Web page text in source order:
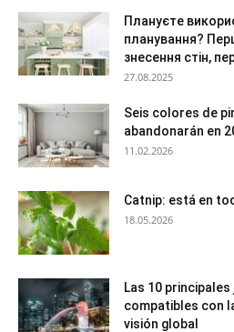
Плануєте
планування?
знесення стін,
27.08.2025
Seis colores de
abandonarán en
11.02.2026
Catnip: está en
18.05.2026
Las 10
compatibles con
visión global